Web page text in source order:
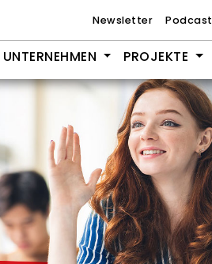
Newsletter Podcast
UNTERNEHMEN PROJEKTE